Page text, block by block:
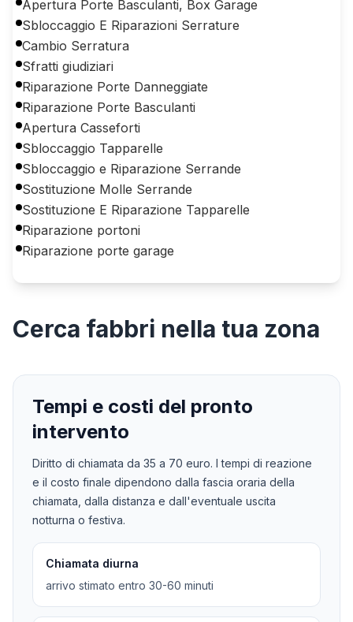
Apertura Porte Basculanti, Box Garage
Sbloccaggio E Riparazioni Serrature
Cambio Serratura
Sfratti giudiziari
Riparazione Porte Danneggiate
Riparazione Porte Basculanti
Apertura Casseforti
Sbloccaggio Tapparelle
Sbloccaggio e Riparazione Serrande
Sostituzione Molle Serrande
Sostituzione E Riparazione Tapparelle
Riparazione portoni
Riparazione porte garage
Cerca fabbri nella tua zona
Tempi e costi del pronto
intervento
Diritto di chiamata da 35 a 70 euro. I tempi di reazione
e il costo finale dipendono dalla fascia oraria della
chiamata, dalla distanza e dall'eventuale uscita
notturna o festiva.
Chiamata diurna
arrivo stimato entro 30-60 minuti